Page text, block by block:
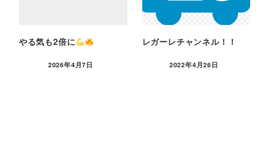
やる気も2倍に
2026年4月7日
レガーレチャンネル！！
2022年4月26日